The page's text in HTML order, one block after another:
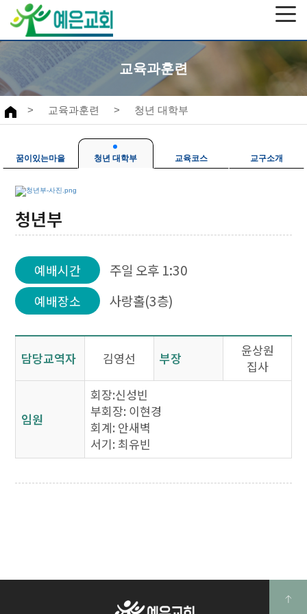
교육과훈련
> 교육과훈련 > 청년 대학부
꿈이있는마을 청년 대학부 교육코스 교구소개
청년부
예배시간 주일 오후 1:30
예배장소 사랑홀(3층)
담당교역자 김영선 부장
윤상원
집사
임원
회장:신성빈
부회장: 이현경
회계: 안새벽
서기: 최유빈